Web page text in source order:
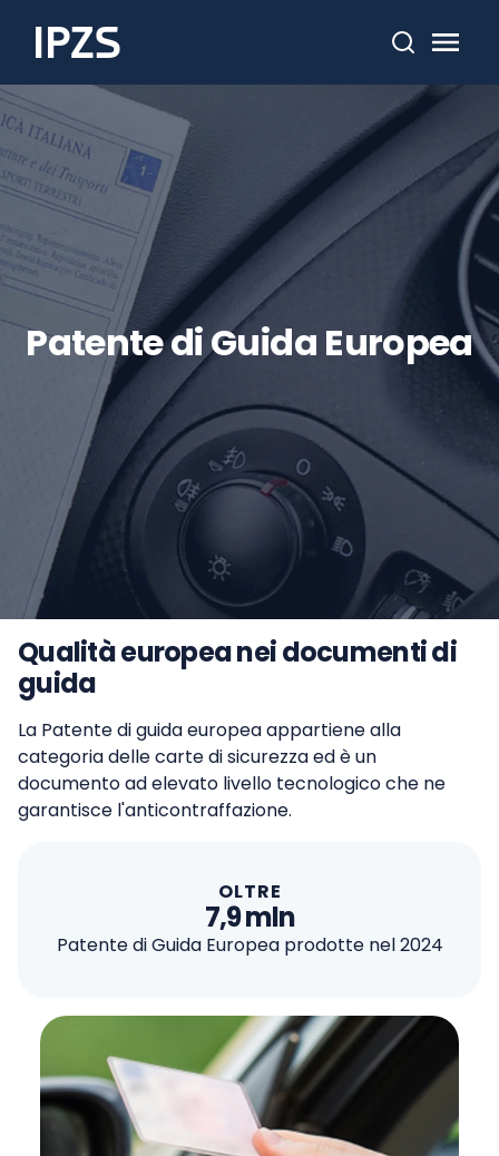
Cerca
Patente di Guida Europea
Qualità europea nei documenti di
guida
La Patente di guida europea appartiene alla
categoria delle carte di sicurezza ed è un
documento ad elevato livello tecnologico che ne
garantisce l'anticontraffazione.
OLTRE
7,9 mln
Patente di Guida Europea prodotte nel 2024